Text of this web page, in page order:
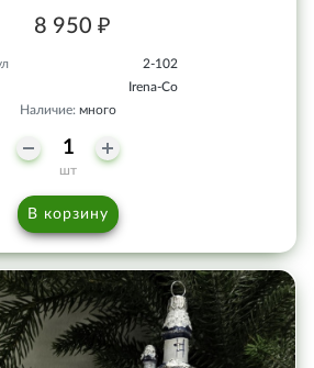
8 950 ₽
2-102
Irena-Co
Наличие: много
шт
В корзину